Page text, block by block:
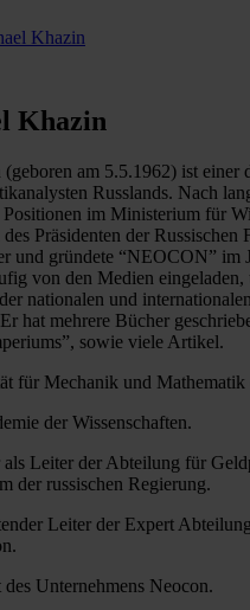
Khazin
Khazin
am 5.5.1962) ist einer
Russlands. Nach
Positionen im Ministerium für
Präsidenten der Russischen
und gründete “NEOCON” im
von den Medien eingeladen,
nationalen und
hat mehrere Bücher
sowie viele Artikel.
für Mechanik und
der Wissenschaften.
als Leiter der Abteilung für
der russischen Regierung.
Leiter der Expert
Unternehmens Neocon.